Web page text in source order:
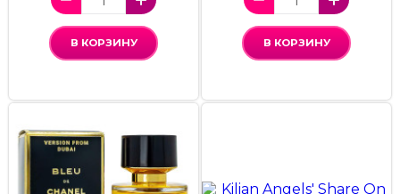
В КОРЗИНУ В КОРЗИНУ